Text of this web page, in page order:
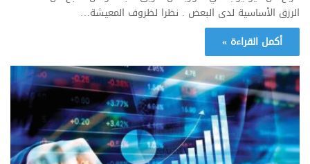
الرزق الأساسية لدى البعض . نظرا لظروف المعيشة…
أكمل القراءة »